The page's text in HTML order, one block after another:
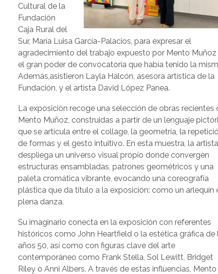
Cultural de la
Fundación
Caja Rural del
Sur, María Luisa García-Palacios, para expresar el
agradecimiento del trabajo expuesto por Mento
el gran poder de convocatoria que había tenido la
Además,asistieron Layla Halcón, asesora artística de la
Fundación, y el artista David López Panea.
La exposición recoge una selección de obras recientes
Mento Muñoz, construidas a partir de un lenguaje
que se articula entre el collage, la geometría, la
de formas y el gesto intuitivo. En esta muestra, la
despliega un universo visual propio donde convergen
estructuras ensambladas, patrones geométricos y una
paleta cromática vibrante, evocando una coreografía
plástica que da título a la exposición: como un arlequín
plena danza.
Su imaginario conecta en la exposición con referentes
históricos como John Heartfield o la estética gráfica de
años 50, así como con figuras clave del arte
contemporáneo como Frank Stella, Sol Lewitt, Bridget
Riley o Anni Albers. A través de estas influencias, Mento